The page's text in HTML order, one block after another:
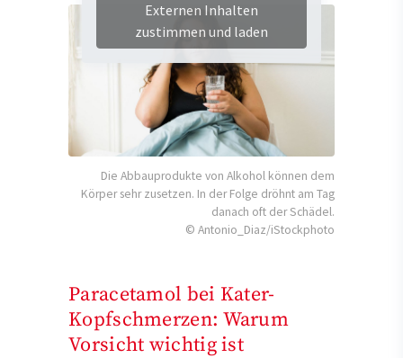
Externen Inhalten
zustimmen und laden
Die Abbauprodukte von Alkohol können dem
Körper sehr zusetzen. In der Folge dröhnt am Tag
danach oft der Schädel.
© Antonio_Diaz/iStockphoto
Paracetamol bei Kater-
Kopfschmerzen: Warum
Vorsicht wichtig ist